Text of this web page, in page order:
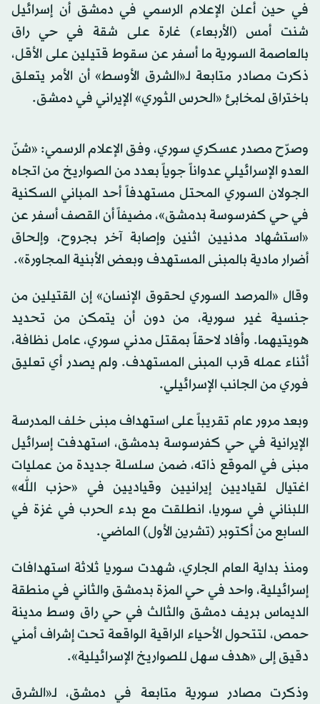
في حين أعلن الإعلام الرسمي في دمشق أن إسرائيل
شنت أمس (الأربعاء) غارة على شقة في حي راق
بالعاصمة السورية ما أسفر عن سقوط قتيلين على الأقل،
ذكرت مصادر متابعة لـ«الشرق الأوسط» أن الأمر يتعلق
باختراق لمخابئ «الحرس الثوري» الإيراني في دمشق.
وصرّح مصدر عسكري سوري، وفق الإعلام الرسمي: «شنّ
العدو الإسرائيلي عدواناً جوياً بعدد من الصواريخ من اتجاه
الجولان السوري المحتل مستهدفاً أحد المباني السكنية
في حي كفرسوسة بدمشق»، مضيفاً أن القصف أسفر عن
«استشهاد مدنيين اثنين وإصابة آخر بجروح، وإلحاق
أضرار مادية بالمبنى المستهدف وبعض الأبنية المجاورة».
وقال «المرصد السوري لحقوق الإنسان» إن القتيلين من
جنسية غير سورية، من دون أن يتمكن من تحديد
هويتيهما. وأفاد لاحقاً بمقتل مدني سوري، عامل نظافة،
أثناء عمله قرب المبنى المستهدف. ولم يصدر أي تعليق
فوري من الجانب الإسرائيلي.
وبعد مرور عام تقريباً على استهداف مبنى خلف المدرسة
الإيرانية في حي كفرسوسة بدمشق، استهدفت إسرائيل
مبنى في الموقع ذاته، ضمن سلسلة جديدة من عمليات
اغتيال لقياديين إيرانيين وقياديين في «حزب الله»
اللبناني في سوريا، انطلقت مع بدء الحرب في غزة في
السابع من أكتوبر (تشرين الأول) الماضي.
ومنذ بداية العام الجاري، شهدت سوريا ثلاثة استهدافات
إسرائيلية، واحد في حي المزة بدمشق والثاني في منطقة
الديماس بريف دمشق والثالث في حي راق وسط مدينة
حمص، لتتحول الأحياء الراقية الواقعة تحت إشراف أمني
دقيق إلى «هدف سهل للصواريخ الإسرائيلية».
وذكرت مصادر سورية متابعة في دمشق، لـ«الشرق